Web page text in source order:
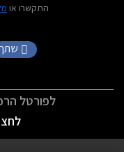
התקשרו או
לפורטל